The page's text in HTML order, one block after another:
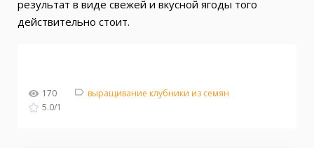
результат в виде свежей и вкусной ягоды того
действительно стоит.
170
выращивание клубники из семян
5.0/1